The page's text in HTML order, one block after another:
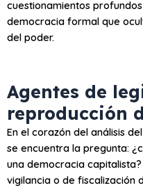
cuestionamientos
democracia formal que
del poder.
Agentes de
reproducción
En el corazón del análisis
se encuentra la pregunta:
una democracia
vigilancia o de fiscalización